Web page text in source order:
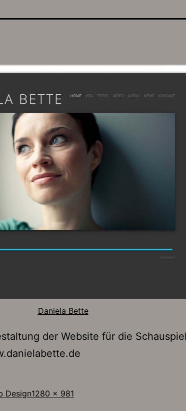
Daniela Bette
der Website für die
DesignOriginalgröße
1280 × 981